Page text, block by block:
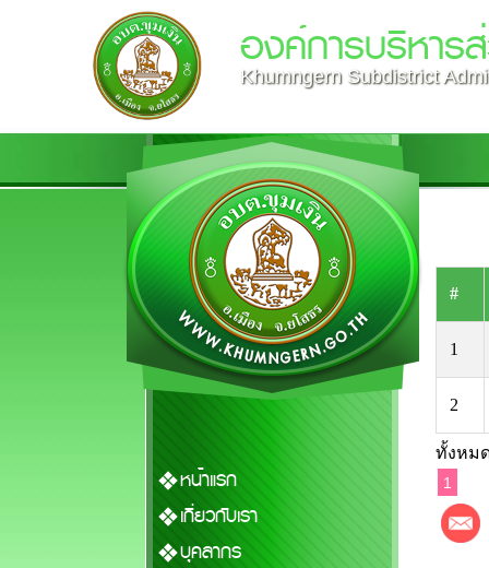
องค์การบริหาร
Khumngern Subdistrict
หน้าแรก
เกี่ยวกับเรา
บุคลากร
#
1
2
ทั้งหม
1